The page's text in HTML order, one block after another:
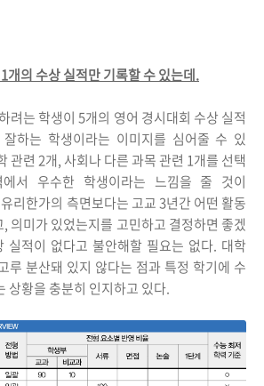
개의 수상 실적만 기록할 수 있는데.
려는 학생이 5개의 영어 경시대회 수상 실적
하는 학생이라는 이미지를 심어줄 수 있
관련 2개, 사회나 다른 과목 관련 1개를 선택
서 우수한 학생이라는 느낌을 줄 것이
리한가의 측면보다는 고교 3년간 어떤 활동
의미가 있었는지를 고민하고 결정하면 좋겠
적이 없다고 불안해할 필요는 없다. 대학
루 분산돼 있지 않다는 점과 특정 학기에 수
상황을 충분히 인지하고 있다.